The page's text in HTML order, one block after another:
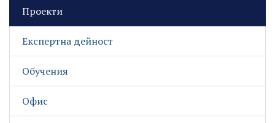
Проекти
Експертна дейност
Обучения
Офис